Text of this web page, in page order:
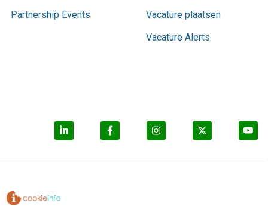
Partnership Events
Vacature plaatsen
Vacature Alerts